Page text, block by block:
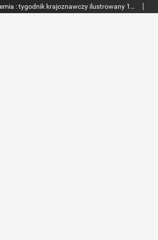
Ziemia : tygodnik krajoznawczy ilustrowany 1910, nr 52